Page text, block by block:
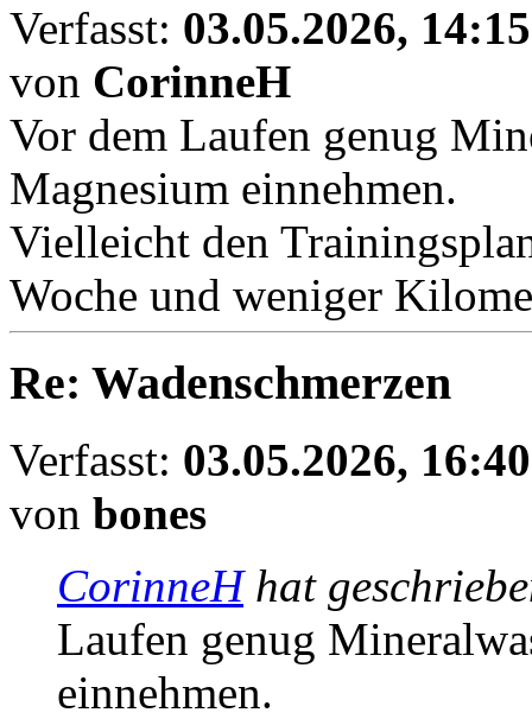
Verfasst: 03.05.2026, 14:15
von CorinneH
Vor dem Laufen genug
Magnesium einnehmen.
Vielleicht den
Woche und weniger
Re: Wadenschmerzen
Verfasst: 03.05.2026, 16:40
von bones
CorinneHhat
Laufen genug
einnehmen.